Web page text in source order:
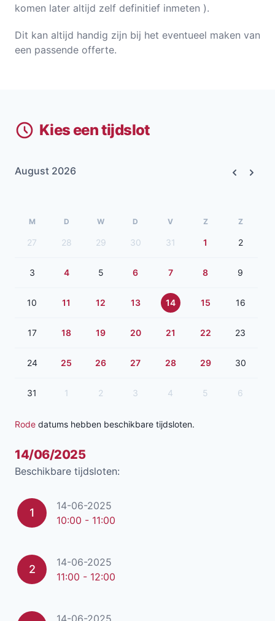
komen later altijd zelf definitief inmeten ).
Dit kan altijd handig zijn bij het eventueel maken van
een passende offerte.
Kies een tijdslot
August 2026
M D W D V Z Z
27 28 29 30 31 1 2
3 4 5 6 7 8 9
10 11 12 13 14 15 16
17 18 19 20 21 22 23
24 25 26 27 28 29 30
31 1 2 3 4 5 6
Rode datums hebben beschikbare tijdsloten.
14/06/2025
Beschikbare tijdsloten:
1
14-06-2025
10:00 - 11:00
2
14-06-2025
11:00 - 12:00
14-06-2025